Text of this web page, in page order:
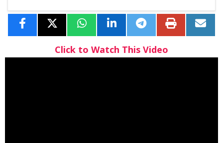
Click to Watch This Video